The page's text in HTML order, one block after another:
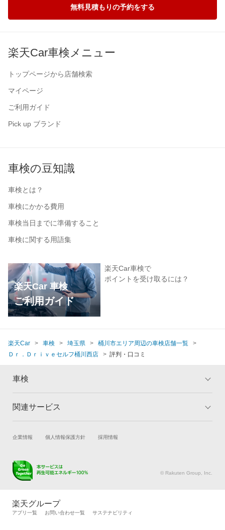
無料見積もりの予約をする
楽天Car車検メニュー
トップページから店舗検索
マイページ
ご利用ガイド
Pick up ブランド
車検の豆知識
車検とは？
車検にかかる費用
車検当日までに準備すること
車検に関する用語集
楽天Car 車検
ご利用ガイド
楽天Car車検で
ポイントを受け取るには？
楽天Car 車検 埼玉県
桶川市エリア周辺の車検店舗一覧
Ｄｒ．Ｄｒｉｖｅセルフ桶川西店
評判・口コミ
車検
トップ
車検の基礎知識 キャンペーン一覧
関連サービス
試乗・商談 新車購入
キズ修理予約
メンテナンス管理
タイヤ交換サービス
自動車カタログ 自動車保険
企業情報 個人情報保護方針 採用情報
© Rakuten Group, Inc.
楽天グループ
アプリ一覧 お問い合わせ一覧 サステナビリティ